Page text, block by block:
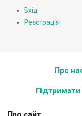
Вхід
Реєстрація
Про
Підтримати